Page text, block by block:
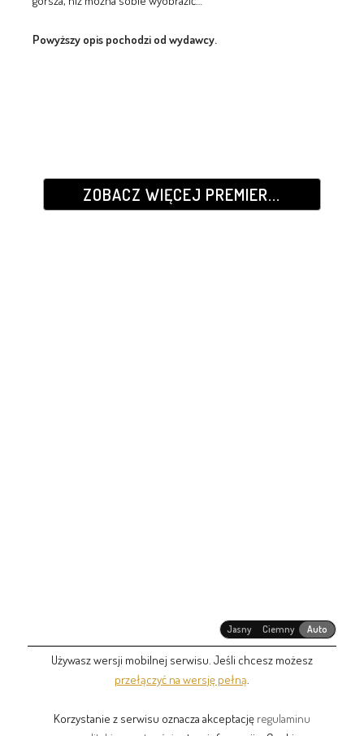
Powyższy opis pochodzi od wydawcy.
ZOBACZ WIĘCEJ PREMIER...
Jasny Ciemny Auto
Używasz wersji mobilnej serwisu. Jeśli chcesz możesz
przełączyć na wersję pełną
Korzystanie z serwisu oznacza akceptację regulaminu